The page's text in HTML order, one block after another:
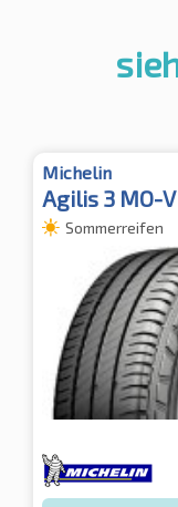
Michelin
Agilis 3 MO-V
Sommerreifen